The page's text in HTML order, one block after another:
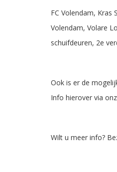
FC Volendam, Kras
Volendam, Volare
schuifdeuren, 2e
Ook is er de
Info hierover via
Wilt u meer info?